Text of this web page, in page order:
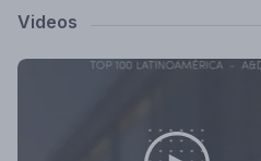
Videos